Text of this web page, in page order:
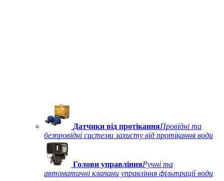
Датчики від протіканняПровідні та
безпровідні системи захисту від протікання води
Голови управлінняРучні та
автоматичні клапани управління фільтрації води